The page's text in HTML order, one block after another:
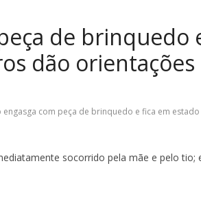
de brinquedo
dão orientações
engasga com peça de brinquedo e fica em
socorrido pela mãe e pelo tio;